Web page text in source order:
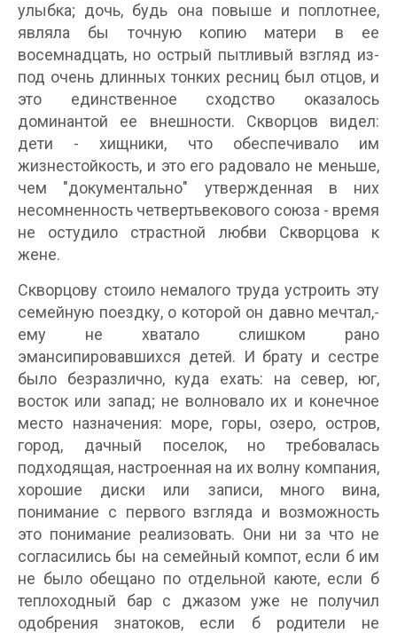
улыбка; дочь, будь она повыше и поплотнее,
являла бы точную копию матери в ее
восемнадцать, но острый пытливый взгляд из-
под очень длинных тонких ресниц был отцов, и
это единственное сходство оказалось
доминантой ее внешности. Скворцов видел:
дети - хищники, что обеспечивало им
жизнестойкость, и это его радовало не меньше,
чем "документально" утвержденная в них
несомненность четвертьвекового союза - время
не остудило страстной любви Скворцова к
жене.
Скворцову стоило немалого труда устроить эту
семейную поездку, о которой он давно мечтал,-
ему не хватало слишком рано
эмансипировавшихся детей. И брату и сестре
было безразлично, куда ехать: на север, юг,
восток или запад; не волновало их и конечное
место назначения: море, горы, озеро, остров,
город, дачный поселок, но требовалась
подходящая, настроенная на их волну компания,
хорошие диски или записи, много вина,
понимание с первого взгляда и возможность
это понимание реализовать. Они ни за что не
согласились бы на семейный компот, если б им
не было обещано по отдельной каюте, если б
теплоходный бар с джазом уже не получил
одобрения знатоков, если б родители не